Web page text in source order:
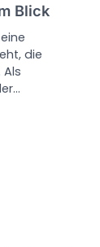
Blick
die